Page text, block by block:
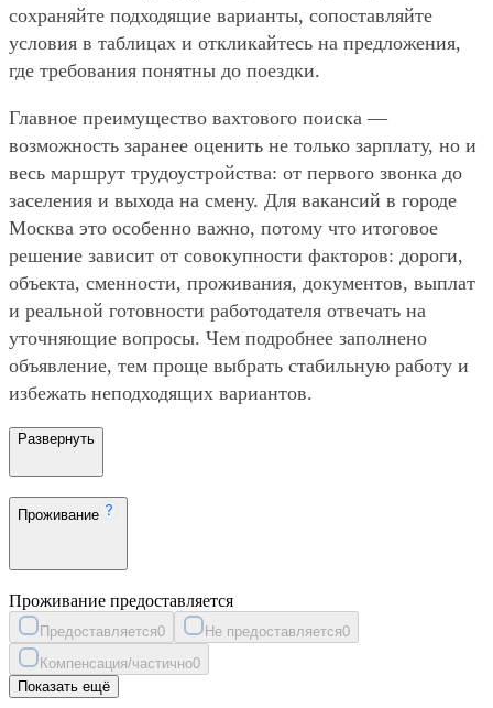
сохраняйте подходящие варианты, сопоставляйте
условия в таблицах и откликайтесь на предложения,
где требования понятны до поездки.
Главное преимущество вахтового поиска —
возможность заранее оценить не только зарплату, но и
весь маршрут трудоустройства: от первого звонка до
заселения и выхода на смену. Для вакансий в городе
Москва это особенно важно, потому что итоговое
решение зависит от совокупности факторов: дороги,
объекта, сменности, проживания, документов, выплат
и реальной готовности работодателя отвечать на
уточняющие вопросы. Чем подробнее заполнено
объявление, тем проще выбрать стабильную работу и
избежать неподходящих вариантов.
Развернуть
Проживание
Проживание предоставляется
Предоставляется0 Не предоставляется0
Компенсация/частично0
Показать ещё